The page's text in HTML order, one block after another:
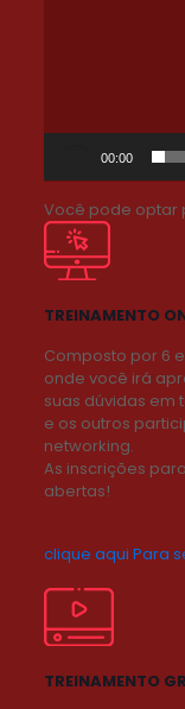
00:00
Você pode optar
TREINAMENTO
Composto por 6
onde você irá
suas dúvidas em
e os outros
networking.
As inscrições
abertas!
clique aqui Para
TREINAMENTO